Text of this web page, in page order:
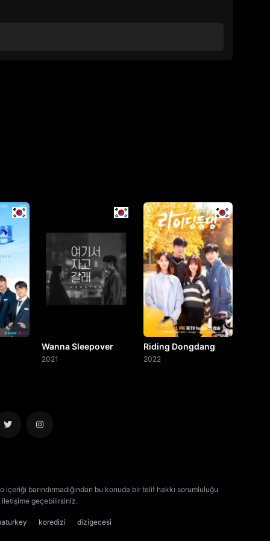
Wanna Sleepover
2021
Riding Dongdang
2022
barındırmadığından bu konuda bir telif hakkı sorumluluğu
geçebilirsiniz.
koredizi dizigecesi